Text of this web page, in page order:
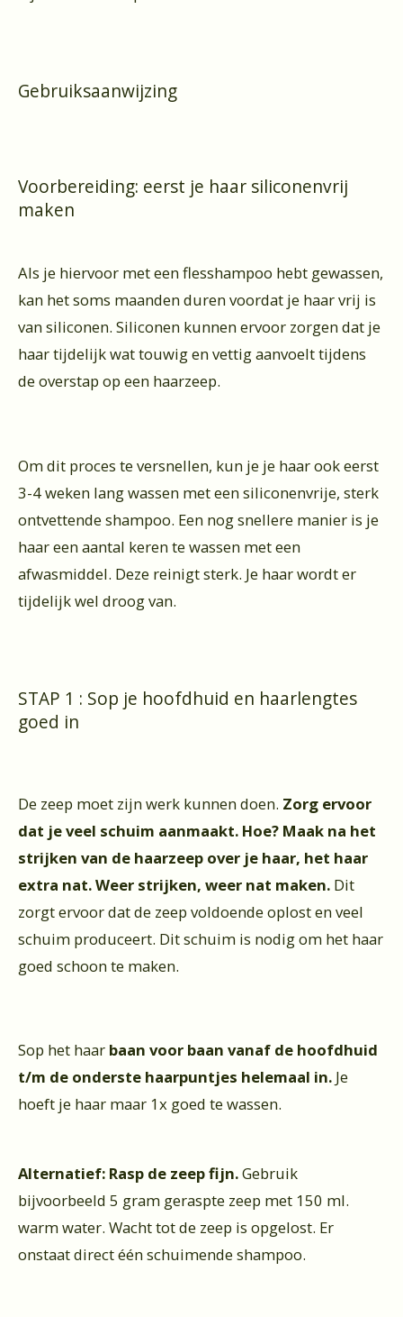
Gebruiksaanwijzing
Voorbereiding: eerst je haar siliconenvrij
maken
Als je hiervoor met een flesshampoo hebt gewassen,
kan het soms maanden duren voordat je haar vrij is
van siliconen. Siliconen kunnen ervoor zorgen dat je
haar tijdelijk wat touwig en vettig aanvoelt tijdens
de overstap op een haarzeep.
Om dit proces te versnellen, kun je je haar ook eerst
3-4 weken lang wassen met een siliconenvrije, sterk
ontvettende shampoo. Een nog snellere manier is je
haar een aantal keren te wassen met een
afwasmiddel. Deze reinigt sterk. Je haar wordt er
tijdelijk wel droog van.
STAP 1 : Sop je hoofdhuid en haarlengtes
goed in
De zeep moet zijn werk kunnen doen. Zorg ervoor
dat je veel schuim aanmaakt. Hoe? Maak na het
strijken van de haarzeep over je haar, het haar
extra nat. Weer strijken, weer nat maken. Dit
zorgt ervoor dat de zeep voldoende oplost en veel
schuim produceert. Dit schuim is nodig om het haar
goed schoon te maken.
Sop het haar baan voor baan vanaf de hoofdhuid
t/m de onderste haarpuntjes helemaal in. Je
hoeft je haar maar 1x goed te wassen.
Alternatief: Rasp de zeep fijn.Gebruik
bijvoorbeeld 5 gram geraspte zeep met 150 ml.
warm water. Wacht tot de zeep is opgelost. Er
onstaat direct één schuimende shampoo.